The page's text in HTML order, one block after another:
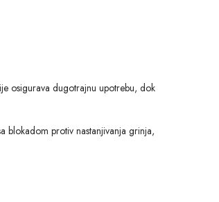
osigurava dugotrajnu upotrebu, dok
blokadom protiv nastanjivanja grinja,